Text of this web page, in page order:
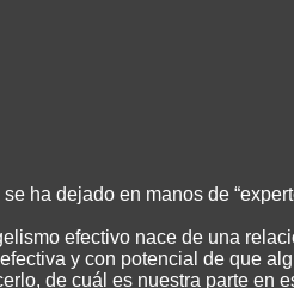
ha dejado en manos de
efectivo nace de una
y con potencial de que
de cuál es nuestra parte en